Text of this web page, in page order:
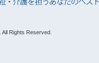
All Rights Reserved.